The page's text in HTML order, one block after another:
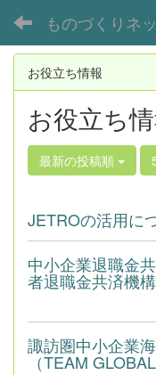
ものづくりネ
お役立ち情報
お役立ち
最新の投稿順
JETROの活用に
中小企業退職金
者退職金共済機
諏訪圏中小企業
（TEAM